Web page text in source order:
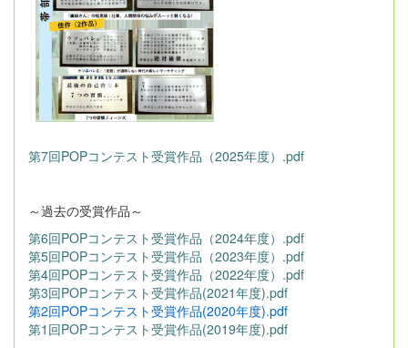
第7回POPコンテスト受賞作品（2025年度）.pdf
～過去の受賞作品～
第6回POPコンテスト受賞作品（2024年度）.pdf
第5回POPコンテスト受賞作品（2023年度）.pdf
第4回POPコンテスト受賞作品（2022年度）.pdf
第3回POPコンテスト受賞作品(2021年度).pdf
第2回POPコンテスト受賞作品(2020年度).pdf
第1回POPコンテスト受賞作品(2019年度).pdf